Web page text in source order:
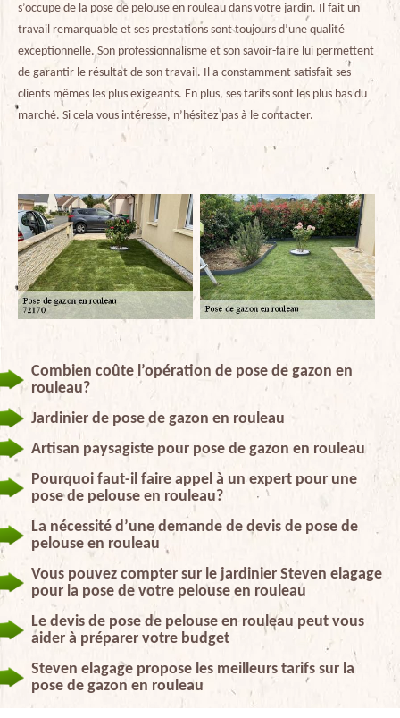
s’occupe de la pose de pelouse en rouleau dans votre jardin. Il fait un
travail remarquable et ses prestations sont toujours d’une qualité
exceptionnelle. Son professionnalisme et son savoir-faire lui permettent
de garantir le résultat de son travail. Il a constamment satisfait ses
clients mêmes les plus exigeants. En plus, ses tarifs sont les plus bas du
marché. Si cela vous intéresse, n’hésitez pas à le contacter.
Combien coûte l’opération de pose de gazon en
rouleau?
Jardinier de pose de gazon en rouleau
Artisan paysagiste pour pose de gazon en rouleau
Pourquoi faut-il faire appel à un expert pour une
pose de pelouse en rouleau?
La nécessité d’une demande de devis de pose de
pelouse en rouleau
Vous pouvez compter sur le jardinier Steven elagage
pour la pose de votre pelouse en rouleau
Le devis de pose de pelouse en rouleau peut vous
aider à préparer votre budget
Steven elagage propose les meilleurs tarifs sur la
pose de gazon en rouleau